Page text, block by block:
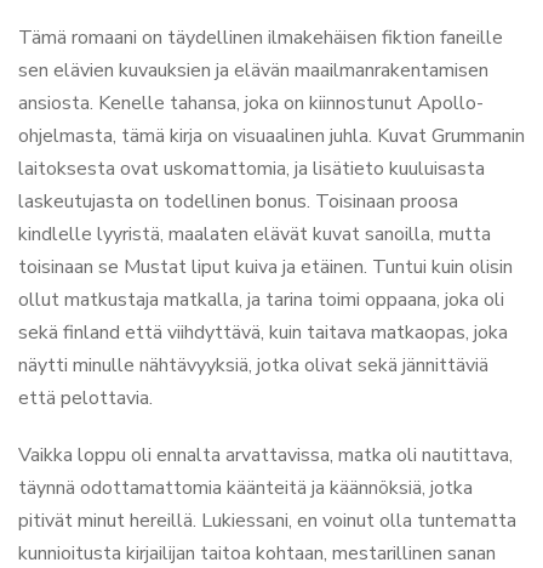
Tämä romaani on täydellinen ilmakehäisen fiktion faneille
sen elävien kuvauksien ja elävän maailmanrakentamisen
ansiosta. Kenelle tahansa, joka on kiinnostunut Apollo-
ohjelmasta, tämä kirja on visuaalinen juhla. Kuvat Grummanin
laitoksesta ovat uskomattomia, ja lisätieto kuuluisasta
laskeutujasta on todellinen bonus. Toisinaan proosa
kindlelle lyyristä, maalaten elävät kuvat sanoilla, mutta
toisinaan se Mustat liput kuiva ja etäinen. Tuntui kuin olisin
ollut matkustaja matkalla, ja tarina toimi oppaana, joka oli
sekä finland että viihdyttävä, kuin taitava matkaopas, joka
näytti minulle nähtävyyksiä, jotka olivat sekä jännittäviä
että pelottavia.
Vaikka loppu oli ennalta arvattavissa, matka oli nautittava,
täynnä odottamattomia käänteitä ja käännöksiä, jotka
pitivät minut hereillä. Lukiessani, en voinut olla tuntematta
kunnioitusta kirjailijan taitoa kohtaan, mestarillinen sanan